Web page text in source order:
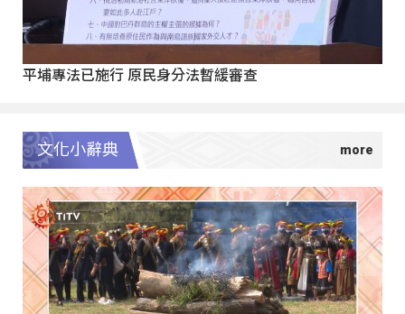
平埔專法已施行 原民身分法暫緩審查
文化小辭典